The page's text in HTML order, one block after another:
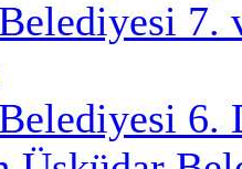
7.
6.